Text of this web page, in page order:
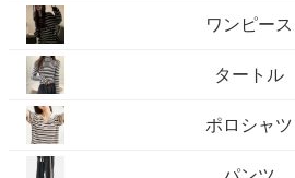
ワンピース
タートル
ポロシャツ